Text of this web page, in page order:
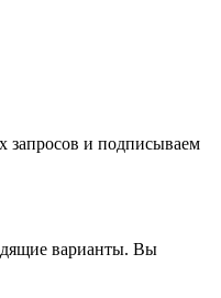
запросов и подписываем
варианты. Вы